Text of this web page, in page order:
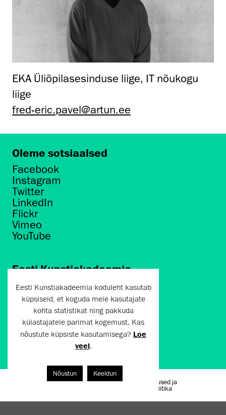
EKA Üliõpilasesinduse liige, IT nõukogu
liige
fred-eric.pavel@artun.ee
Oleme sotsiaalsed
Facebook
Instagram
Twitter
LinkedIn
Flickr
Vimeo
YouTube
Eesti Kunstiakadeemia
Põhja puiestee 7
Tallinn 10412
artun@artun.ee
+372 6267301
Liitu uudiskirjaga!
Kasutustingimused ja
privaatsuspoliitika
Eesti Kunstiakadeemia koduleht kasutab
küpsiseid, et koguda meie kasutajate
kohta statistikat ning pakkuda
külastajatele parimat kogemust. Kas
nõustute küpsiste kasutamisega? Loe
veel.
Nõustun Keeldun